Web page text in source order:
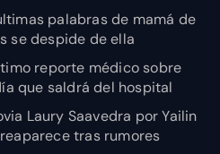
palabras de mamá de
se despide de ella
reporte médico sobre
que saldrá del hospital
Laury Saavedra por Yailin
tras rumores